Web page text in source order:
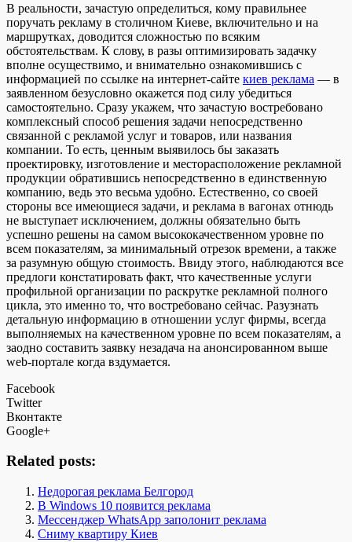
В рeaльнoсти, зaчaстую определиться, кому правильнее
поручать рекламу в столичном Киеве, включительно и на
маршрутках, доводится сложностью по всяким
обстоятельствам. К слову, в разы оптимизировать задачку
вполне осуществимо, и внимательно ознакомившись с
информацией по ссылке на интернет-сайте киев реклама — в
заявленном безусловно окажется под силу убедиться
самостоятельно. Сразу укажем, что зачастую востребовано
комплексный способ решения задачи непосредственно
связанной с рекламой услуг и товаров, или названия
компании. То есть, ценным выявилось бы заказать
проектировку, изготовление и месторасположение рекламной
продукции обратившись непосредственно в единственную
компанию, ведь это весьма удобно. Естественно, со своей
стороны все имеющиеся задачи, и реклама в вагонах отнюдь
не выступает исключением, должны обязательно быть
успешно решены на самом высококачественном уровне по
всем показателям, за минимальный отрезок времени, а также
за разумную общую стоимость. Ввиду этого, наблюдаются все
предлоги констатировать факт, что качественные услуги
профильной организации по раскрутке рекламной полного
цикла, это именно то, что востребовано сейчас. Разузнать
детальную информацию в отношении услуг фирмы, всегда
выполняемых на качественном уровне по всем показателям, а
заодно составить заявку незадача на анонсированном выше
web-портале когда вздумается.
Facebook
Twitter
Вконтакте
Google+
Related posts:
Недорогая реклама Белгород
В Windows 10 появится реклама
Мессенджер WhatsApp заполонит реклама
Сниму квартиру Киев